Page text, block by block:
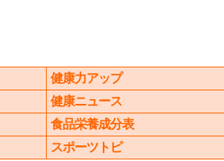
健康力アップ
健康ニュース
食品栄養成分表
スポーツトピ